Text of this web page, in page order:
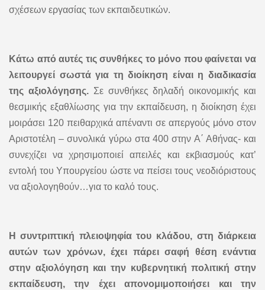
σχέσεων εργασίας των εκπαιδευτικών.
Κάτω από αυτές τις συνθήκες το μόνο που φαίνεται να
λειτουργεί σωστά για τη διοίκηση είναι η διαδικασία
της αξιολόγησης.Σε συνθήκες δηλαδή οικονομικής και
θεσμικής εξαθλίωσης για την εκπαίδευση, η διοίκηση έχει
μοιράσει 120 πειθαρχικά απέναντι σε απεργούς μόνο στον
Αριστοτέλη – συνολικά γύρω στα 400 στην Α΄ Αθήνας- και
συνεχίζει να χρησιμοποιεί απειλές και εκβιασμούς κατ’
εντολή του Υπουργείου ώστε να πείσει τους νεοδιόριστους
να αξιολογηθούν…για το καλό τους.
Η συντριπτική πλειοψηφία του κλάδου, στη διάρκεια
αυτών των χρόνων, έχει πάρει σαφή θέση ενάντια
στην αξιολόγηση και την κυβερνητική πολιτική στην
εκπαίδευση, την έχει απονομιμοποιήσει και την